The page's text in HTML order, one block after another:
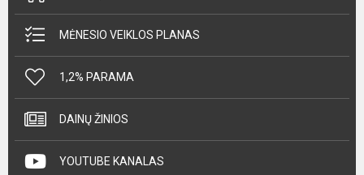
MĖNESIO VEIKLOS PLANAS
1,2% PARAMA
DAINŲ ŽINIOS
YOUTUBE KANALAS